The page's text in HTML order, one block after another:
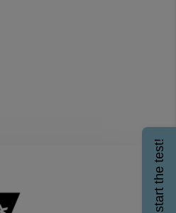
start the test!